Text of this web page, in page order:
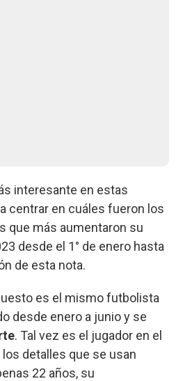
interesante en estas
centrar en cuáles fueron los
que más aumentaron su
desde el 1° de enero hasta
de esta nota.
es el mismo futbolista
desde enero a junio y se
. Tal vez es el jugador en el
detalles que se usan
22 años, su